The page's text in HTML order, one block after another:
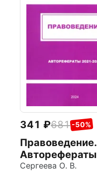
341 681 -50%
Правоведение.
Авторефераты
2021–2022
Сергеева О. В.